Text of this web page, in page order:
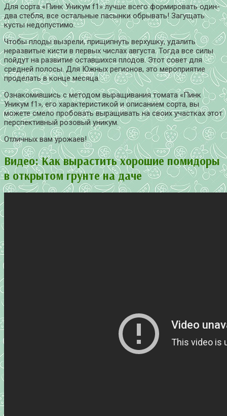
Для сорта «Пинк Уникум f1» лучше всего формировать один-
два стебля, все остальные пасынки обрывать! Загущать
кусты недопустимо.
Чтобы плоды вызрели, прищипнуть верхушку, удалить
неразвитые кисти в первых числах августа. Тогда все силы
пойдут на развитие оставшихся плодов. Этот совет для
средней полосы. Для Южных регионов, это мероприятие
проделать в конце месяца.
Ознакомившись с методом выращивания томата «Пинк
Уникум f1», его характеристикой и описанием сорта, вы
можете смело пробовать выращивать на своих участках этот
перспективный розовый уникум.
Отличных вам урожаев!
Видео: Как вырастить хорошие помидоры
в открытом грунте на даче